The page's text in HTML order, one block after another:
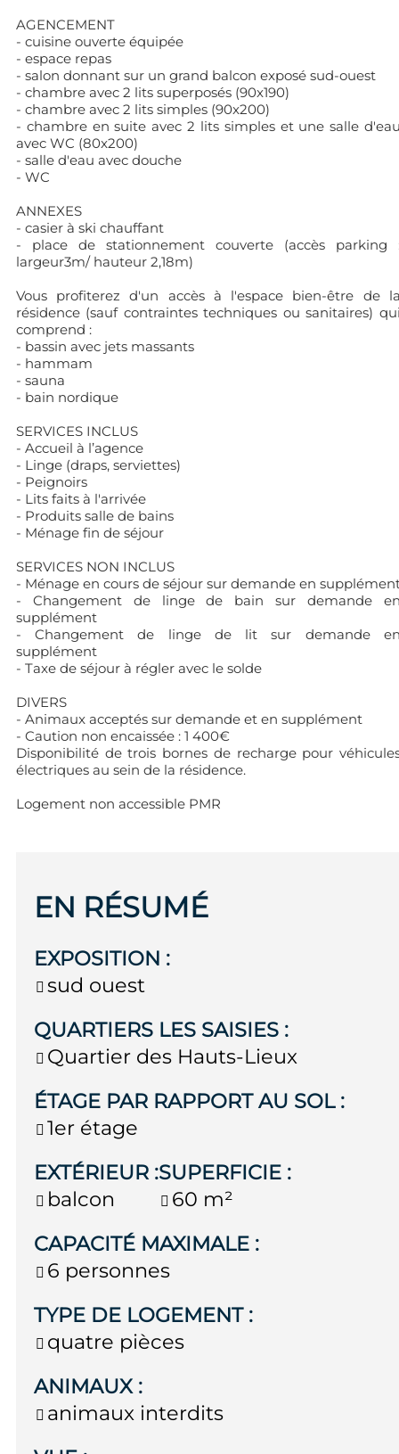
AGENCEMENT
- cuisine ouverte équipée
- espace repas
- salon donnant sur un grand balcon exposé sud-ouest
- chambre avec 2 lits superposés (90x190)
- chambre avec 2 lits simples (90x200)
- chambre en suite avec 2 lits simples et une salle
avec WC (80x200)
- salle d'eau avec douche
- WC
ANNEXES
- casier à ski chauffant
- place de stationnement couverte (accès parking
largeur3m/ hauteur 2,18m)
Vous profiterez d'un accès à l'espace bien-être de
résidence (sauf contraintes techniques ou sanitaires)
comprend :
- bassin avec jets massants
- hammam
- sauna
- bain nordique
SERVICES INCLUS
- Accueil à l’agence
- Linge (draps, serviettes)
- Peignoirs
- Lits faits à l'arrivée
- Produits salle de bains
- Ménage fin de séjour
SERVICES NON INCLUS
- Ménage en cours de séjour sur demande en
- Changement de linge de bain sur demande
supplément
- Changement de linge de lit sur demande
supplément
- Taxe de séjour à régler avec le solde
DIVERS
- Animaux acceptés sur demande et en supplément
- Caution non encaissée : 1 400€
Disponibilité de trois bornes de recharge pour
électriques au sein de la résidence.
Logement non accessible PMR
EN RÉSUMÉ
EXPOSITION :
sud ouest
QUARTIERS LES SAISIES :
Quartier des Hauts-Lieux
ÉTAGE PAR RAPPORT AU SOL :
1er étage
EXTÉRIEUR :
balcon
SUPERFICIE :
60 m²
CAPACITÉ MAXIMALE :
6 personnes
TYPE DE LOGEMENT :
quatre pièces
ANIMAUX :
animaux interdits